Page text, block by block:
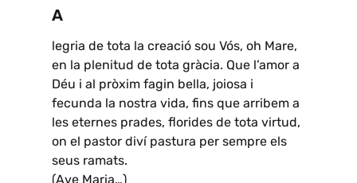
A
legria de tota la creació sou Vós, oh Mare,
en la plenitud de tota gràcia. Que l’amor a
Déu i al pròxim fagin bella, joiosa i
fecunda la nostra vida, fins que arribem a
les eternes prades, florides de tota virtud,
on el pastor diví pastura per sempre els
seus ramats.
(Ave Maria…)